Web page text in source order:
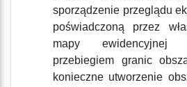
sporządzenie przeglądu
poświadczoną przez
mapy ewidencyjnej
przebiegiem granic
konieczne utworzenie